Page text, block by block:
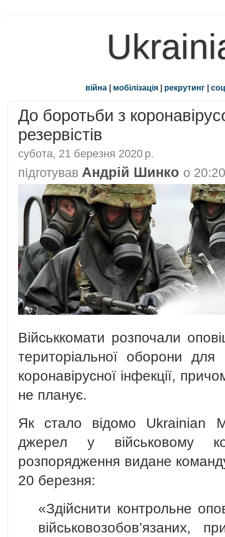
війна | мобілізація | рекрутинг |
До боротьби з
резервістів
субота, 21 березня 2020 р.
підготував Андрій Шинко о 20:20
Військкомати розпочали
територіальної оборони
коронавірусної інфекції,
не планує.
Як стало відомо Ukrainian
джерел у військовому
розпорядження видане
20 березня:
«Здійснити контрольне
військовозобов’язаних,